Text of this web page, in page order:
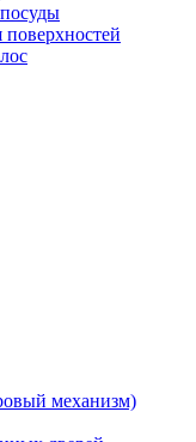
поверхностей
механизм)